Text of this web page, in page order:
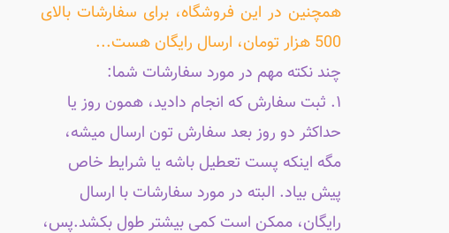
همچنین در این فروشگاه، برای سفارشات بالای
500 هزار تومان، ارسال رایگان هست...
چند نکته مهم در مورد سفارشات شما:
۱. ثبت سفارش که انجام دادید، همون روز یا
حداکثر دو روز بعد سفارش تون ارسال میشه،
مگه اینکه پست تعطیل باشه یا شرایط خاص
پیش بیاد. البته در مورد سفارشات با ارسال
رایگان، ممکن است کمی بیشتر طول بکشد.پس،